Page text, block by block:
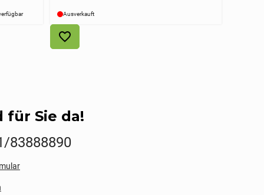
Ausverkauft
für Sie da!
83888890